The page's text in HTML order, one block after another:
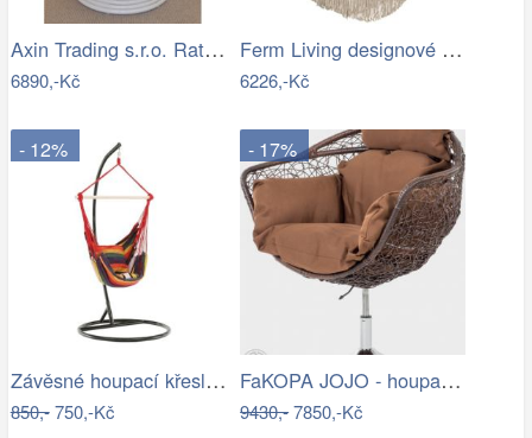
Axin Trading s.r.o. Ratanové houpací…
6890,-Kč
Ferm Living designové houpací sítě Path…
6226,-Kč
- 12%
Závěsné houpací křeslo Nikes Red
850,-750,-Kč
- 17%
FaKOPA JOJO - houpací křeslo z ratanu…
9430,-7850,-Kč